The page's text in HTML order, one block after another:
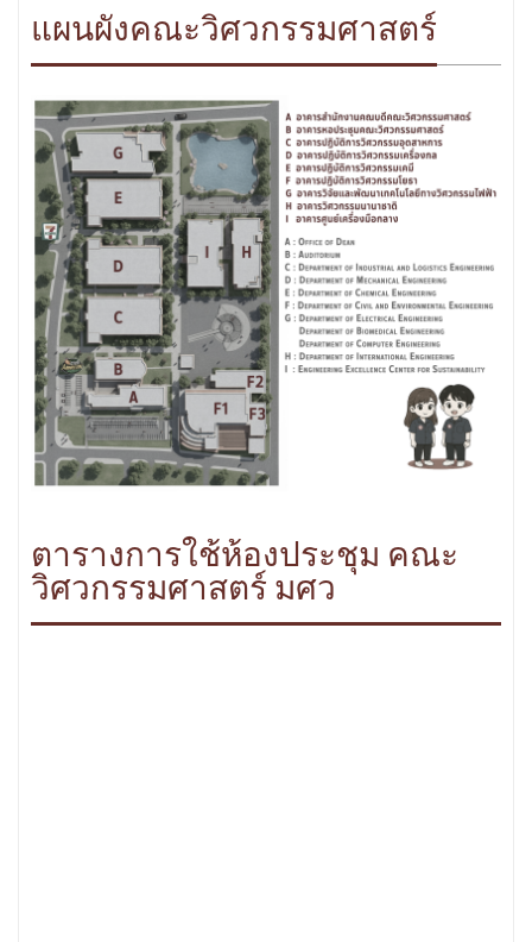
แผนผังคณะวิศวกรรมศาสตร์
ตารางการใช้ห้องประชุม คณะ
วิศวกรรมศาสตร์ มศว